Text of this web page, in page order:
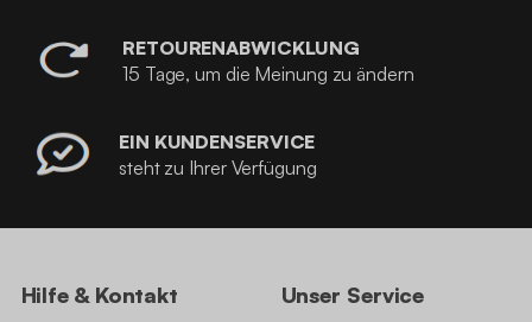
RETOURENABWICKLUNG
15 Tage, um die Meinung zu ändern
EIN KUNDENSERVICE
steht zu Ihrer Verfügung
Hilfe & Kontakt Unser Service